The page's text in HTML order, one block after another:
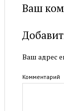
Ваш
Ваш адрес
Комментарий